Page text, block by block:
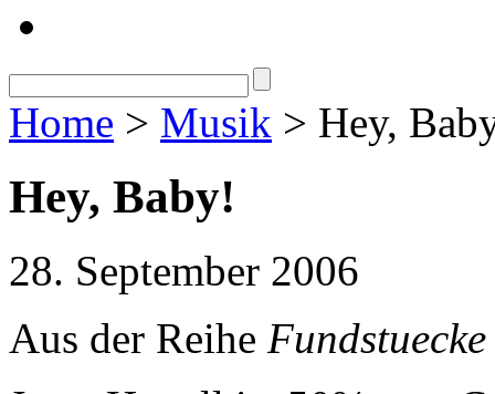
Home > Musik > Hey,
Hey, Baby!
28. September 2006
Aus der Reihe Fundstuecke